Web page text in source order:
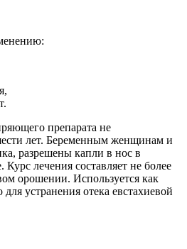
препарата не
лет. Беременным женщинам и
разрешены капли в нос в
лечения составляет не более
орошении. Используется как
для устранения отека евстахиевой